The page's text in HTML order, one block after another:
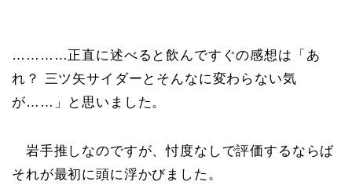
…………正直に述べると飲んですぐの感想は「あ
れ？ 三ツ矢サイダーとそんなに変わらない気
が……」と思いました。
岩手推しなのですが、忖度なしで評価するならば
それが最初に頭に浮かびました。